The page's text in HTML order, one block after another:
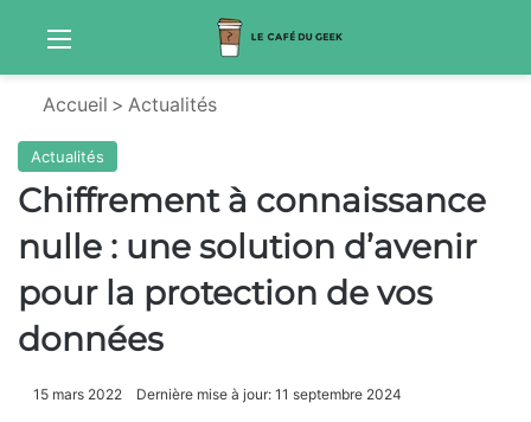
Menu
Accueil > Actualités
Actualités
Chiffrement à connaissance
nulle : une solution d’avenir
pour la protection de vos
données
15 mars 2022 Dernière mise à jour: 11 septembre 2024